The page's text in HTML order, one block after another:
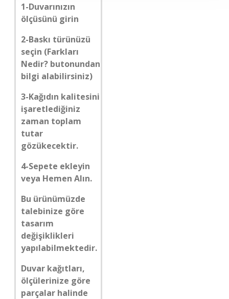
1-Duvarınızın
ölçüsünü girin
2-Baskı türünüzü
seçin (Farkları
Nedir? butonundan
bilgi alabilirsiniz)
3-Kağıdın kalitesini
işaretlediğiniz
zaman toplam
tutar
gözükecektir.
4-Sepete ekleyin
veya Hemen Alın.
Bu ürünümüzde
talebinize göre
tasarım
değişiklikleri
yapılabilmektedir.
Duvar kağıtları,
ölçülerinize göre
parçalar halinde